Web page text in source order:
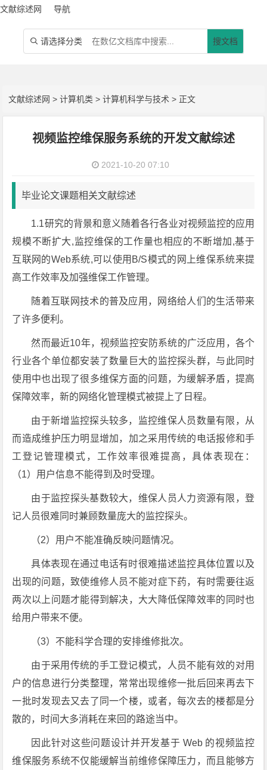
文献综述网 导航
 请选择分类 搜文档
文献综述网 >计算机类 >计算机科学与技术 > 正文
视频监控维保服务系统的开发文献综述
2021-10-20 07:10
毕业论文课题相关文献综述
1.1研究的背景和意义随着各行各业对视频监控的应用
规模不断扩大,监控维保的工作量也相应的不断增加,基于
互联网的Web系统,可以使用B/S模式的网上维保系统来提
高工作效率及加强维保工作管理。
随着互联网技术的普及应用，网络给人们的生活带来
了许多便利。
然而最近10年，视频监控安防系统的广泛应用，各个
行业各个单位都安装了数量巨大的监控探头群，与此同时
使用中也出现了很多维保方面的问题，为缓解矛盾，提高
保障效率，新的网络化管理模式被提上了日程。
由于新增监控探头较多，监控维保人员数量有限，从
而造成维护压力明显增加，加之采用传统的电话报修和手
工登记管理模式，工作效率很难提高，具体表现在：
（1）用户信息不能得到及时受理。
由于监控探头基数较大，维保人员人力资源有限，登
记人员很难同时兼顾数量庞大的监控探头。
（2）用户不能准确反映问题情况。
具体表现在通过电话有时很难描述监控具体位置以及
出现的问题，致使维修人员不能对症下药，有时需要往返
两次以上问题才能得到解决，大大降低保障效率的同时也
给用户带来不便。
（3）不能科学合理的安排维修批次。
由于采用传统的手工登记模式，人员不能有效的对用
户的信息进行分类整理，常常出现维修一批后回来再去下
一批时发现去又去了同一个楼，或者，每次去的楼都是分
散的，时间大多消耗在来回的路途当中。
因此针对这些问题设计并开发基于 Web 的视频监控
维保服务系统不仅能缓解当前维修保障压力，而且能够方